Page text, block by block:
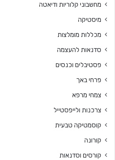
מחשבוני קלוריות ודיאטה
מיסטיקה
מכללות מומלצות
סדנאות להעצמה
פסטיבלים וכנסים
פרחי באך
צמחי מרפא
צרכנות ולייפסטייל
קוסמטיקה טבעית
קורונה
קורסים וסדנאות